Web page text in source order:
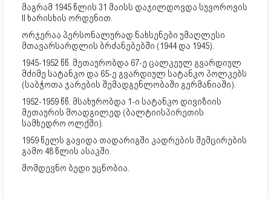
მაგრამ 1945 წლის 31 მაისს დაჯილდოვდა სუვოროვის
II ხარისხის ორდენით.
ორჯერაა პერსონალურად ნახსენები უმაღლესი
მთავარსარდლის ბრძანებებში (1944 და 1945).
1945-1952 წწ. მეთაურობდა 67-ე ცალკეულ გვარდიულ
მძიმე სატანკო და 65-ე გვარდიულ სატანკო პოლკებს
(საბჭოთა ჯარების შემადგენლობაში გერმანიაში).
1952-1959 წწ. მსახურობდა 1-ი სატანკო დივიზიის
მეთაურის მოადგილედ (ბალტიისპირეთის
სამხედრო ოლქში).
1959 წელს გავიდა თადარიგში კადრების შემცირების
გამო 48 წლის ასაკში.
მომდევნო ბედი უცნობია.